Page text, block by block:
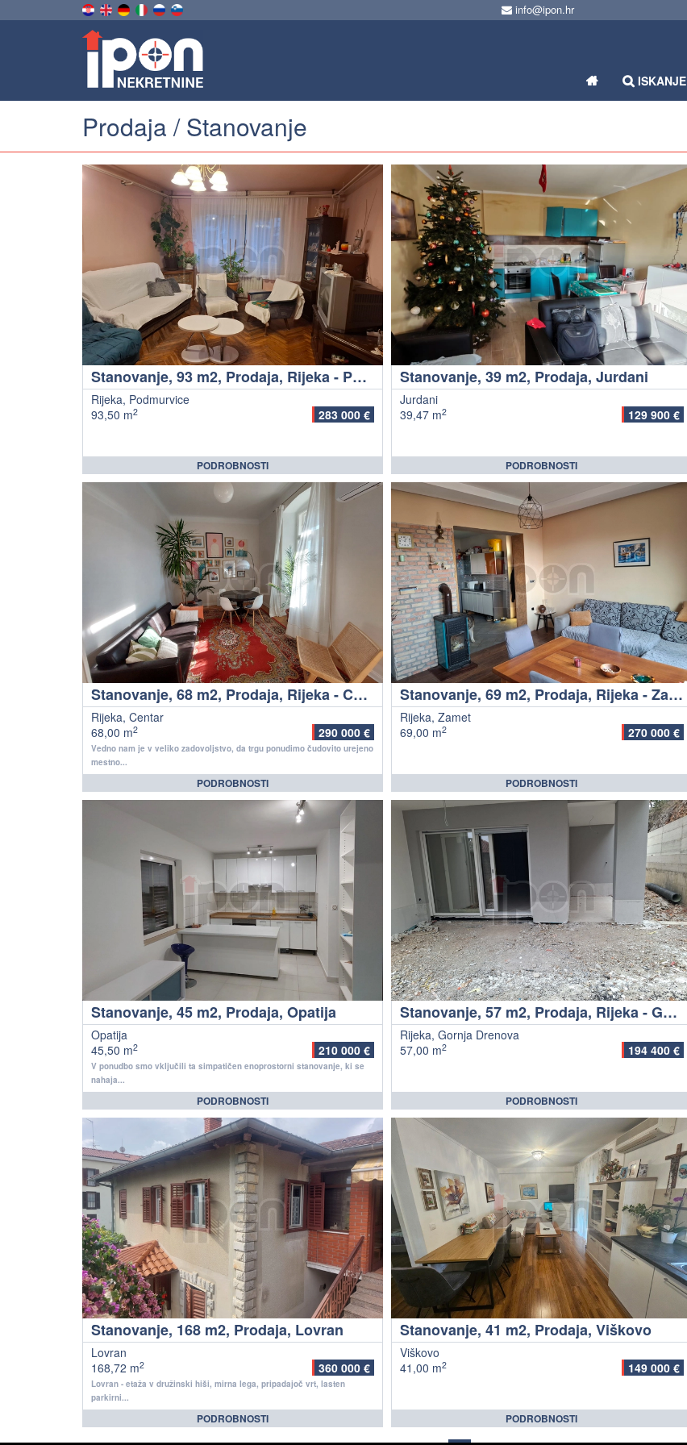
info@ipon.hr
ISKANJE
Prodaja / Stanovanje
Stanovanje, 93 m2, Prodaja, Rijeka - Podmurvice
Rijeka, Podmurvice
93,50 m2 283 000 €
PODROBNOSTI
Stanovanje, 39 m2, Prodaja, Jurdani
Jurdani
39,47 m2 129 900 €
PODROBNOSTI
Stanovanje, 68 m2, Prodaja, Rijeka - Centar
Rijeka, Centar
68,00 m2 290 000 €
Vedno nam je v veliko zadovoljstvo, da trgu ponudimo čudovito urejeno
mestno...
PODROBNOSTI
Stanovanje, 69 m2, Prodaja, Rijeka - Zamet
Rijeka, Zamet
69,00 m2 270 000 €
PODROBNOSTI
Stanovanje, 45 m2, Prodaja, Opatija
Opatija
45,50 m2 210 000 €
V ponudbo smo vključili ta simpatičen enoprostorni stanovanje, ki se
nahaja...
PODROBNOSTI
Stanovanje, 57 m2, Prodaja, Rijeka - Gornja Drenova
Rijeka, Gornja Drenova
57,00 m2 194 400 €
PODROBNOSTI
Stanovanje, 168 m2, Prodaja, Lovran
Lovran
168,72 m2 360 000 €
Lovran - etaža v družinski hiši, mirna lega, pripadajoč vrt, lasten
parkirni...
PODROBNOSTI
Stanovanje, 41 m2, Prodaja, Viškovo
Viškovo
41,00 m2 149 000 €
PODROBNOSTI